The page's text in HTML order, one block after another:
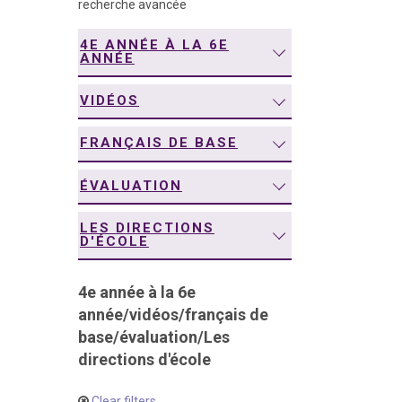
recherche avancée
4E ANNÉE À LA 6E
ANNÉE
VIDÉOS
FRANÇAIS DE BASE
ÉVALUATION
LES DIRECTIONS
D'ÉCOLE
4e année à la 6e
année/vidéos/français de
base/évaluation/Les
directions d'école